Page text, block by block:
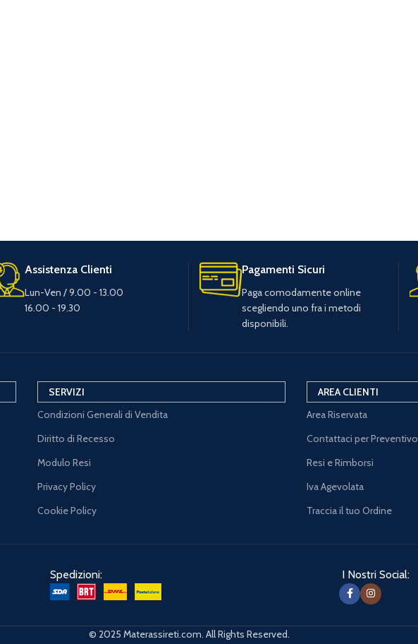
Assistenza Clienti
Lun-Ven / 9.00 - 13.00
16.00 - 19.30
Pagamenti Sicuri
Paga comodamente online
scegliendo uno fra i metodi
disponibili.
SERVIZI
Condizioni Generali di Vendita
Diritto di Recesso
Modulo Resi
Privacy Policy
Cookie Policy
AREA CLIENTI
Area Riservata
Contattaci per Preventivo
Resi e Rimborsi
Iva Agevolata
Traccia il tuo Ordine
Spedizioni: I Nostri Social:
© 2025 Materassireti.com. All Rights Reserved.